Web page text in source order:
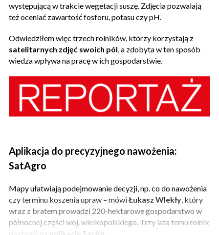
występującą w trakcie wegetacji suszę. Zdjęcia pozwalają
też oceniać zawartość fosforu, potasu czy pH.
Odwiedziłem więc trzech rolników, którzy korzystają z
satelitarnych zdjęć swoich pól , a zdobyta w ten sposób
wiedza wpływa na pracę w ich gospodarstwie.
Aplikacja do precyzyjnego nawożenia:
SatAgro
Mapy ułatwiają podejmowanie decyzji, np. co do nawożenia
czy terminu koszenia upraw – mówiŁukasz Wlekły, który
wraz z bratem prowadzi 220-hektarowe gospodarstwo w
północnej części woj. wielkopolskiego. Trzy lata temu rolnik